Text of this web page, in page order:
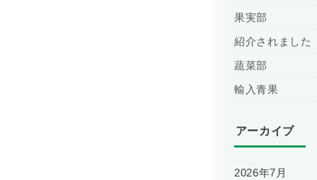
果実部
紹介されました
蔬菜部
輸入青果
アーカイブ
2026年7月